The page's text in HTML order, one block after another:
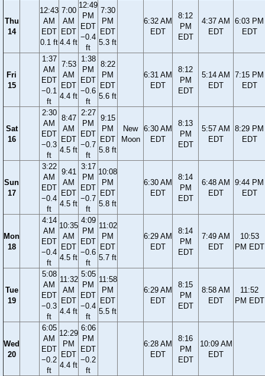
Thu
14
12:43
AM
EDT
0.1 ft
7:00
AM
EDT
4.4 ft
12:49
PM
EDT
−0.4
ft
7:30
PM
EDT
5.3 ft
6:32 AM
EDT
8:12
PM
EDT
4:37 AM
EDT
6:03 PM
EDT
Fri
15
1:37
AM
EDT
−0.1
ft
7:53
AM
EDT
4.4 ft
1:38
PM
EDT
−0.6
ft
8:22
PM
EDT
5.6 ft
6:31 AM
EDT
8:12
PM
EDT
5:14 AM
EDT
7:15 PM
EDT
Sat
16
2:30
AM
EDT
−0.3
ft
8:47
AM
EDT
4.5 ft
2:27
PM
EDT
−0.7
ft
9:15
PM
EDT
5.8 ft
New
Moon
6:30 AM
EDT
8:13
PM
EDT
5:57 AM
EDT
8:29 PM
EDT
Sun
17
3:22
AM
EDT
−0.4
ft
9:41
AM
EDT
4.5 ft
3:17
PM
EDT
−0.7
ft
10:08
PM
EDT
5.8 ft
6:30 AM
EDT
8:14
PM
EDT
6:48 AM
EDT
9:44 PM
EDT
Mon
18
4:14
AM
EDT
−0.4
ft
10:35
AM
EDT
4.5 ft
4:09
PM
EDT
−0.6
ft
11:02
PM
EDT
5.7 ft
6:29 AM
EDT
8:14
PM
EDT
7:49 AM
EDT
10:53
PM EDT
Tue
19
5:08
AM
EDT
−0.3
ft
11:32
AM
EDT
4.4 ft
5:05
PM
EDT
−0.4
ft
11:58
PM
EDT
5.5 ft
6:29 AM
EDT
8:15
PM
EDT
8:58 AM
EDT
11:52
PM EDT
Wed
20
6:05
AM
EDT
−0.2
ft
12:29
PM
EDT
4.4 ft
6:06
PM
EDT
−0.2
ft
6:28 AM
EDT
8:16
PM
EDT
10:09 AM
EDT